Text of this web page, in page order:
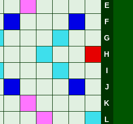
E
F
G
H
J
K
L